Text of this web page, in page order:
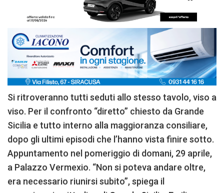
Si ritroveranno tutti seduti allo stesso tavolo, viso a
viso. Per il confronto “diretto” chiesto da Grande
Sicilia e tutto interno alla maggioranza consiliare,
dopo gli ultimi episodi che l’hanno vista finire sotto.
Appuntamento nel pomeriggio di domani, 29 aprile,
a Palazzo Vermexio. “Non si poteva andare oltre,
era necessario riunirsi subito”, spiega il